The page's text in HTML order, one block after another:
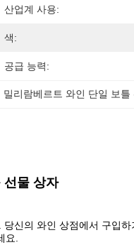
산업계 사용:
색:
공급 능력:
밀리람베르트 와인 단일 보틀
선물 상자
신의 와인 상점에서 구입
.